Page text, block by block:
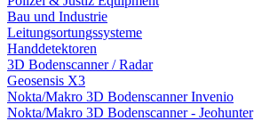
Bau und Industrie
Leitungsortungssysteme
Handdetektoren
3D Bodenscanner / Radar
Geosensis X3
Nokta/Makro 3D Bodenscanner Invenio
Nokta/Makro 3D Bodenscanner - Jeohunter